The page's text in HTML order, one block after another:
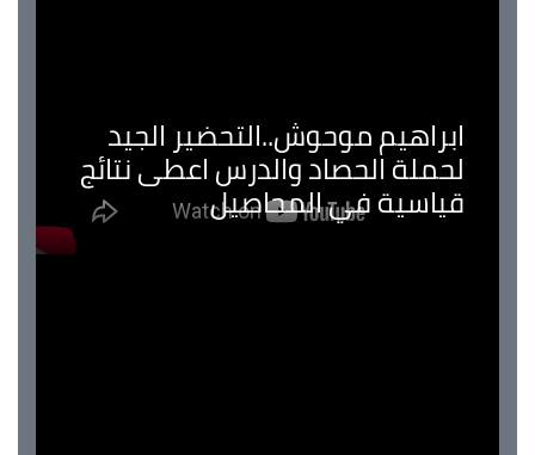
ابراهيم موحوش..التحضير الجيد
لحملة الحصاد والدرس اعطى نتائج
قياسية في المحاصيل